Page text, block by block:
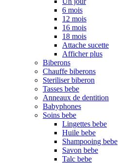
6 mois
12 mois
16 mois
18 mois
Attache sucette
Afficher plus
Biberons
Chauffe biberons
Steriliser biberon
Tasses bebe
Anneaux de dentition
Babyphones
Soins bebe
Lingettes bebe
Huile bebe
Shampooing bebe
Savon bebe
Talc bebe